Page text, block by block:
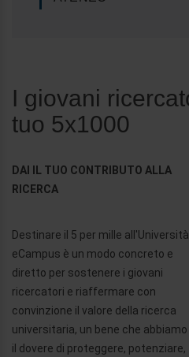
I giovani
tuo 5x1000
DAI IL TUO CONTRIBUTO ALLA
RICERCA
Destinare il 5 per mille all'Università
eCampus è un modo concreto e
diretto per sostenere i giovani
ricercatori e riaffermare con
convinzione il valore della ricerca
universitaria, un bene che abbiamo
il dovere di proteggere, potenziare,